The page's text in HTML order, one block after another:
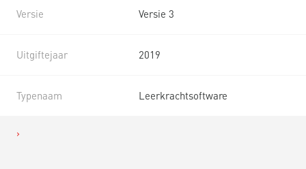
Versie Versie 3
Uitgiftejaar 2019
Typenaam Leerkrachtsoftware